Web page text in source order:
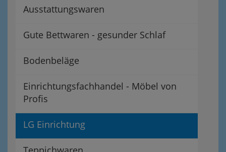
Ausstattungswaren
Gute Bettwaren - gesunder Schlaf
Bodenbeläge
Einrichtungsfachhandel - Möbel von
Profis
LG Einrichtung